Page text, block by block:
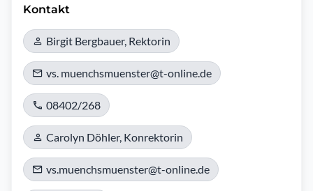
Kontakt
Birgit Bergbauer, Rektorin
vs. muenchsmuenster@t-online.de
08402/268
Carolyn Döhler, Konrektorin
vs.muenchsmuenster@t-online.de